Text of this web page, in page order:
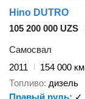
Hino DUTRO
105 200 000 UZS
Самосвал
2011
154 000 км
Топливо дизель